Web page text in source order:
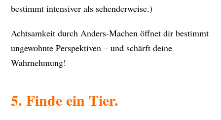
bestimmt intensiver als sehenderweise.)
Achtsamkeit durch Anders-Machen öffnet dir bestimmt
ungewohnte Perspektiven – und schärft deine
Wahrnehmung!
5. Finde ein Tier.